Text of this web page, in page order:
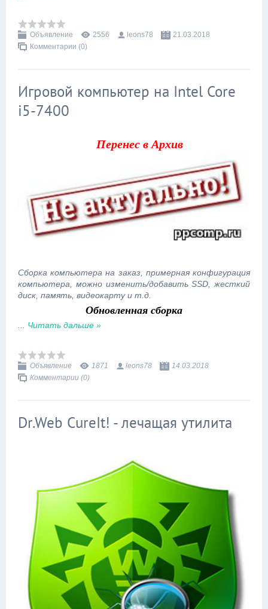
Объявление 2556 leons78
21.03.2018
Комментарии (0)
Игровой компьютер на Intel Core
i5-7400
Перенес в Архив
Сборка компьютера на заказ, примерная конфигурация
компьютера, можно изменить/добавить SSD, жесткий
диск, память, видеокарту и т.д.
Обновленная сборка
Читать дальше »
Объявление 1871 leons78
14.03.2018
Комментарии (0)
Dr.Web CureIt! - лечащая утилита